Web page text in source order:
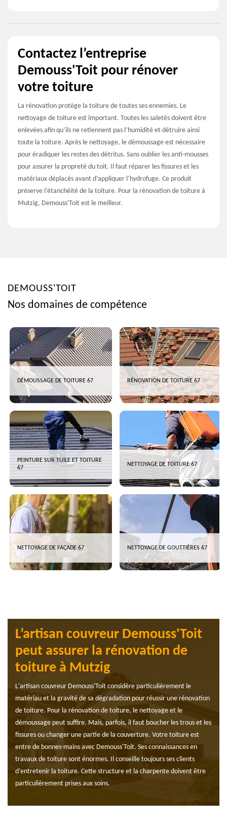
Contactez l’entreprise
Demouss'Toit pour rénover
votre toiture
La rénovation protège la toiture de toutes ses ennemies. Le
nettoyage de toiture est important. Toutes les saletés doivent être
enlevées afin qu’ils ne retiennent pas l’humidité et détruire ainsi
toute la toiture. Après le nettoyage, le démoussage est nécessaire
pour éradiquer les restes des détritus. Sans oublier les anti-mousses
pour assurer la propreté du toit. Il faut réparer les fissures et les
matériaux déplacés avant d’appliquer l’hydrofuge. Ce produit
préserve l’étanchéité de la toiture. Pour la rénovation de toiture à
Mutzig, Demouss'Toit est le meilleur.
DEMOUSS'TOIT
Nos domaines de compétence
DÉMOUSSAGE DE TOITURE 67 RÉNOVATION DE TOITURE 67
PEINTURE SUR TUILE ET TOITURE
67
NETTOYAGE DE TOITURE 67
NETTOYAGE DE FAÇADE 67 NETTOYAGE DE GOUTTIÈRES 67
L’artisan couvreur Demouss'Toit
peut assurer la rénovation de
toiture à Mutzig
L'artisan couvreur Demouss'Toit considère particulièrement le
matériau et la gravité de sa dégradation pour réussir une rénovation
de toiture. Pour la rénovation de toiture, le nettoyage et le
démoussage peut suffire. Mais, parfois, il faut boucher les trous et les
fissures ou changer une partie de la couverture. Votre toiture est
entre de bonnes-mains avec Demouss'Toit. Ses connaissances en
travaux de toiture sont énormes. Il conseille toujours ses clients
d’entretenir la toiture. Cette structure et la charpente doivent être
particulièrement prises aux soins.